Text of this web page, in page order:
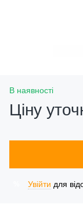
В наявності
Ціну
Увійти для